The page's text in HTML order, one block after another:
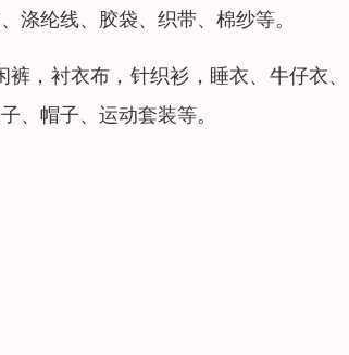
涤纶线、胶袋、织带、棉纱等。
，衬衣布，针织衫，睡衣、牛仔衣
、帽子、运动套装等。